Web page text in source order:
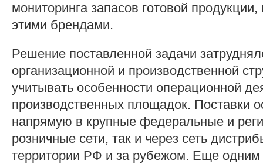
мониторинга запасов готовой
этими брендами.
Решение поставленной задачи
организационной и производственной
учитывать особенности операционной
производственных площадок. Поставки
напрямую в крупные федеральные и
розничные сети, так и через сеть
территории РФ и за рубежом. Еще